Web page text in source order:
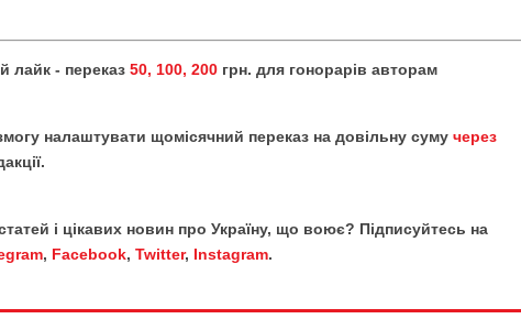
лайк - переказ 50, 100, 200 грн. для гонорарів авторам
налаштувати щомісячний переказ на довільну суму через
і цікавих новин про Україну, що воює? Підписуйтесь на
, Facebook, Twitter, Instagram.